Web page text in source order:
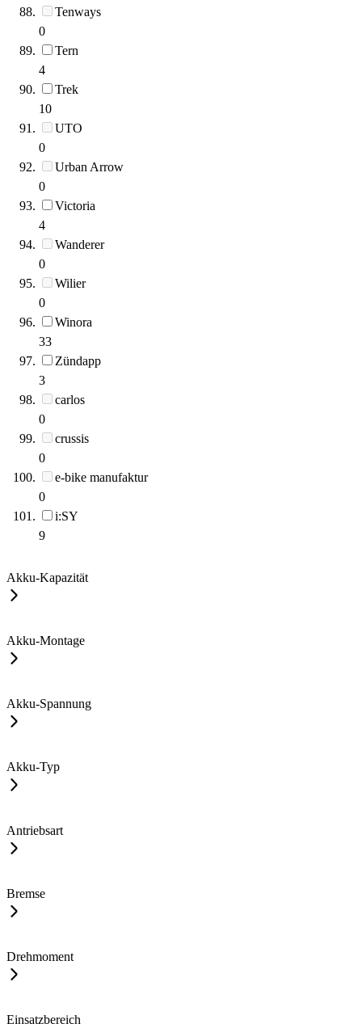
Tenways
0
Tern
4
Trek
10
UTO
0
Urban Arrow
0
Victoria
4
Wanderer
0
Wilier
0
Winora
33
Zündapp
3
carlos
0
crussis
0
e-bike manufaktur
0
i:SY
9
Akku-Kapazität
Akku-Montage
Akku-Spannung
Akku-Typ
Antriebsart
Bremse
Drehmoment
Einsatzbereich